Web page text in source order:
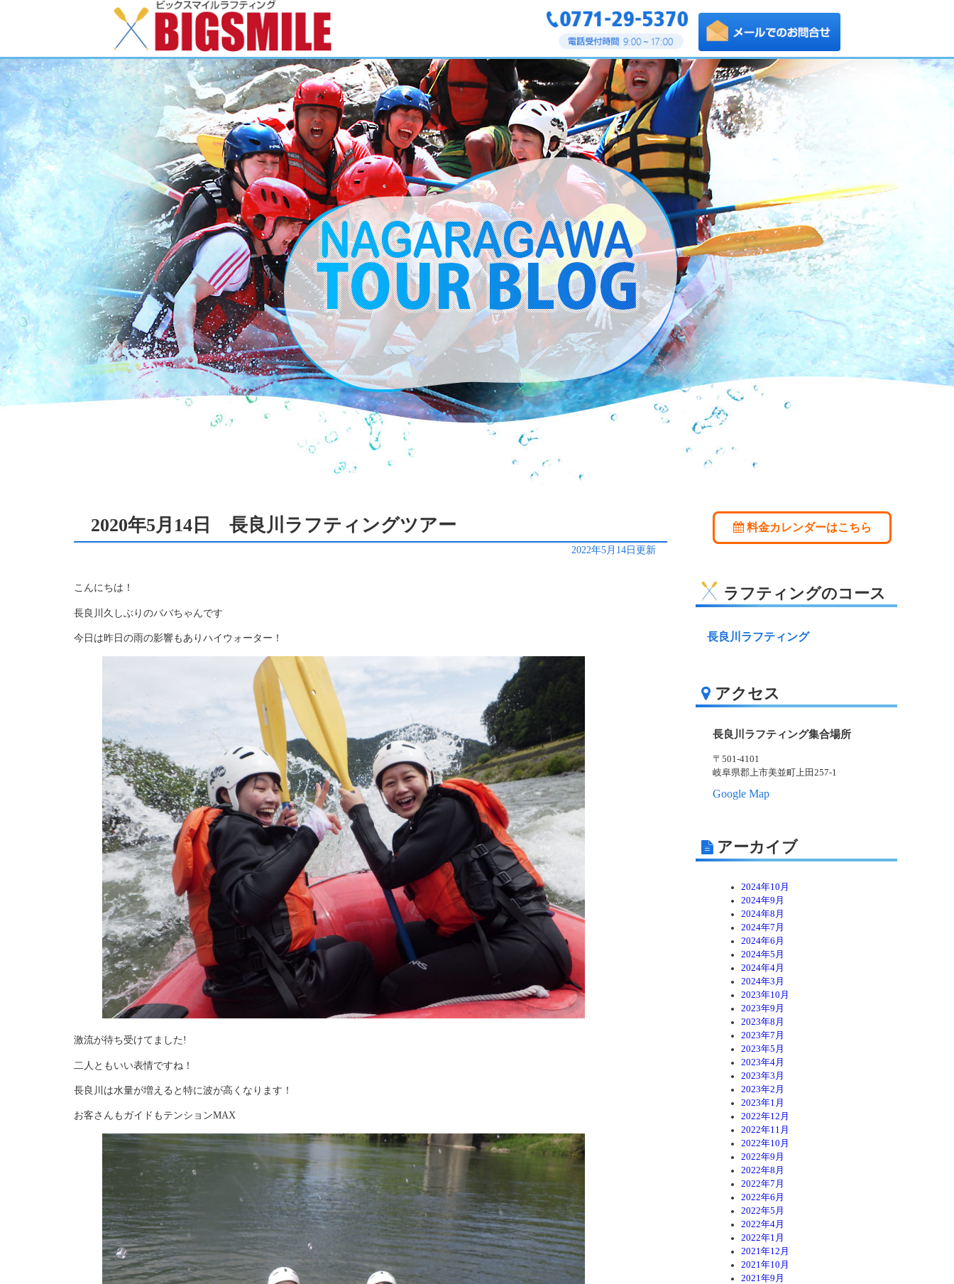
2020年5月14日 長良川ラフティングツアー
2022年5月14日更新
こんにちは！
長良川久しぶりのババちゃんです
今日は昨日の雨の影響もありハイウォーター！
激流が待ち受けてました!
二人ともいい表情ですね！
長良川は水量が増えると特に波が高くなります！
お客さんもガイドもテンションMAX
料金カレンダーはこちら
ラフティングのコース
長良川ラフティング
アクセス
長良川ラフティング集合場所
〒501-4101
岐阜県郡上市美並町上田257-1
Google Map
アーカイブ
2024年10月
2024年9月
2024年8月
2024年7月
2024年6月
2024年5月
2024年4月
2024年3月
2023年10月
2023年9月
2023年8月
2023年7月
2023年5月
2023年4月
2023年3月
2023年2月
2023年1月
2022年12月
2022年11月
2022年10月
2022年9月
2022年8月
2022年7月
2022年6月
2022年5月
2022年4月
2022年1月
2021年12月
2021年10月
2021年9月